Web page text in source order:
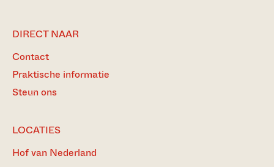
DIRECT NAAR
Contact
Praktische informatie
Steun ons
LOCATIES
Hof van Nederland